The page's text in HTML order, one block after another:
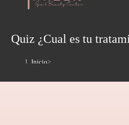
Quiz ¿Cual es tu
Inicio>